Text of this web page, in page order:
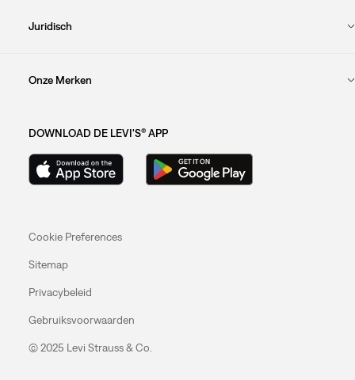
Juridisch
Onze Merken
DOWNLOAD DE LEVI'S® APP
Cookie Preferences
Sitemap
Privacybeleid
Gebruiksvoorwaarden
© 2025 Levi Strauss & Co.